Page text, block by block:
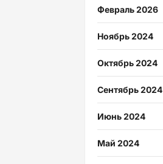
Февраль 2026
Ноябрь 2024
Октябрь 2024
Сентябрь 2024
Июнь 2024
Май 2024